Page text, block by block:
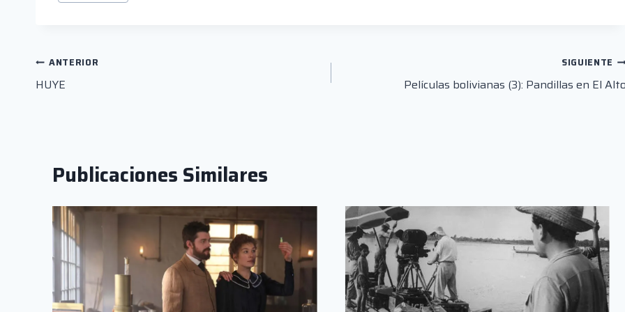
Navegación
de
ANTERIOR
HUYE
SIGUIENTE
Películas bolivianas (3): Pandillas en El
Publicaciones Similares